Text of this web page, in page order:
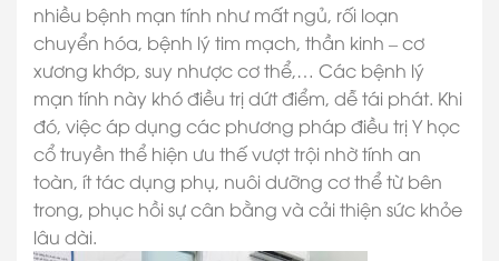
nhiều bệnh mạn tính như mất ngủ, rối loạn
chuyển hóa, bệnh lý tim mạch, thần kinh – cơ
xương khớp, suy nhược cơ thể,… Các bệnh lý
mạn tính này khó điều trị dứt điểm, dễ tái phát. Khi
đó, việc áp dụng các phương pháp điều trị Y học
cổ truyền thể hiện ưu thế vượt trội nhờ tính an
toàn, ít tác dụng phụ, nuôi dưỡng cơ thể từ bên
trong, phục hồi sự cân bằng và cải thiện sức khỏe
lâu dài.